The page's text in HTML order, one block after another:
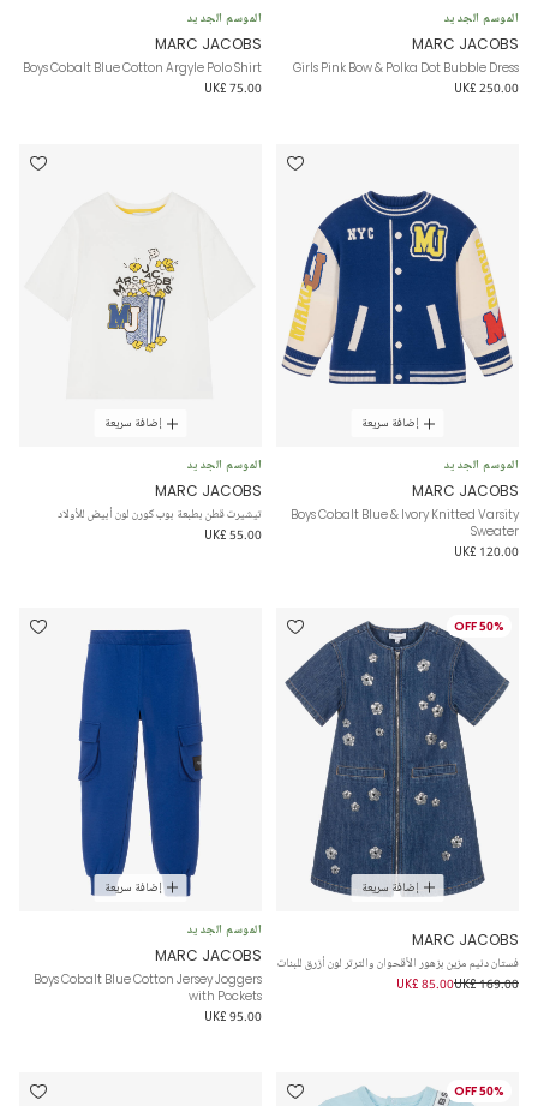
الموسم الجديد
MARC JACOBS
Girls Pink Bow & Polka Dot Bubble Dress
UK£ 250.00
الموسم الجديد
MARC JACOBS
Boys Cobalt Blue Cotton Argyle Polo Shirt
UK£ 75.00
إضافة سريعة
الموسم الجديد
MARC JACOBS
Boys Cobalt Blue & Ivory Knitted Varsity
Sweater
UK£ 120.00
إضافة سريعة
الموسم الجديد
MARC JACOBS
تيشيرت قطن بطبعة بوب كورن لون أبيض للأولاد
UK£ 55.00
50% OFF
إضافة سريعة
MARC JACOBS
فستان دنيم مزين بزهور الأقحوان والترتر لون أزرق للبنات
UK£ 169.00
UK£ 85.00
إضافة سريعة
الموسم الجديد
MARC JACOBS
Boys Cobalt Blue Cotton Jersey Joggers
with Pockets
UK£ 95.00
50% OFF